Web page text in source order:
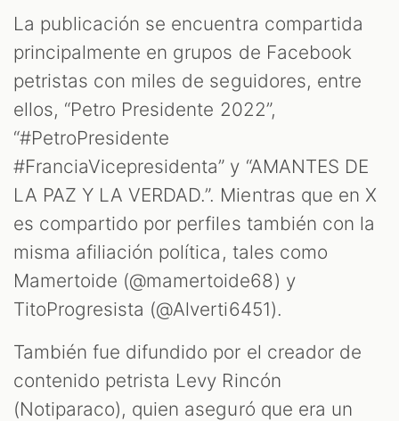
La publicación se encuentra compartida
principalmente en grupos de Facebook
petristas con miles de seguidores, entre
ellos, “Petro Presidente 2022”,
“#PetroPresidente
#FranciaVicepresidenta” y “AMANTES DE
LA PAZ Y LA VERDAD.”. Mientras que en X
es compartido por perfiles también con la
misma afiliación política, tales como
Mamertoide (@mamertoide68) y
TitoProgresista (@Alverti6451).
También fue difundido por el creador de
contenido petrista Levy Rincón
(Notiparaco), quien aseguró que era un